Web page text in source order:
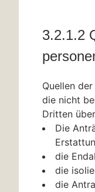
3.2.1.2
Quellen
die nicht
Dritten
Die
die
die
die